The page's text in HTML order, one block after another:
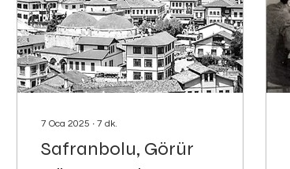
7 Oca 2025 ∙ 7 dk.
Safranbolu, Görür